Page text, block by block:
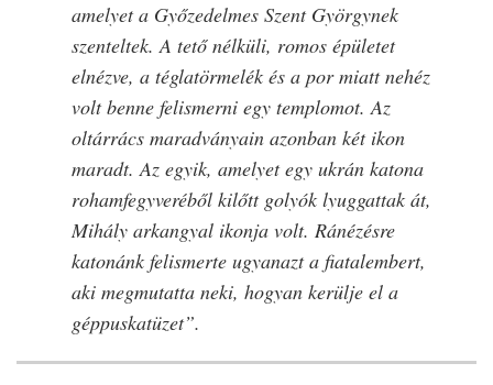
amelyet a Győzedelmes Szent Györgynek
szenteltek. A tető nélküli, romos épületet
elnézve, a téglatörmelék és a por miatt nehéz
volt benne felismerni egy templomot. Az
oltárrács maradványain azonban két ikon
maradt. Az egyik, amelyet egy ukrán katona
rohamfegyveréből kilőtt golyók lyuggattak át,
Mihály arkangyal ikonja volt. Ránézésre
katonánk felismerte ugyanazt a fiatalembert,
aki megmutatta neki, hogyan kerülje el a
géppuskatüzet”.